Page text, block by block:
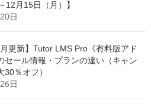
12月15日（月）】
日
月更新】Tutor LMS Pro《有料版アド
セール情報・プランの違い（キャン
30％オフ）
日